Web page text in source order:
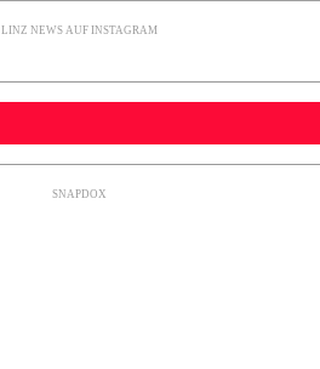
LINZ NEWS AUF INSTAGRAM
SNAPDOX